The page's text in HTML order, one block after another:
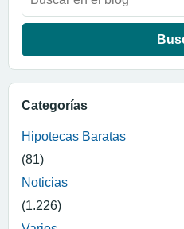
Categorías
Hipotecas Baratas
(81)
Noticias
(1.226)